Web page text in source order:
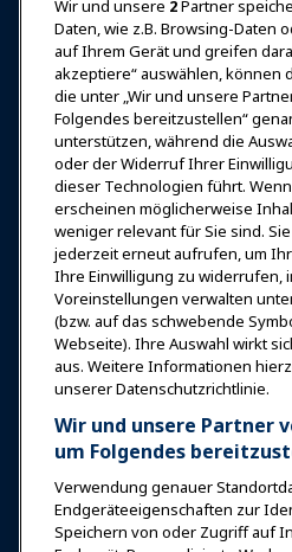
Anmelden
Auszeichnungen
Expos &
News & Funwelt
Bildung
Sicherheit & Schutz
Plädoyer
Forschung & Berichte
Über IAAPA
Wir und unsere 2Partner
Daten, wie z.B. Browsing-Daten
auf Ihrem Gerät und greifen
akzeptiere“ auswählen, können
die unter „Wir und unsere
Folgendes bereitzustellen“
unterstützen, während die
oder der Widerruf Ihrer
dieser Technologien führt.
erscheinen möglicherweise
weniger relevant für Sie sind.
jederzeit erneut aufrufen, um
Ihre Einwilligung zu widerrufen,
Voreinstellungen verwalten
(bzw. auf das schwebende
Webseite). Ihre Auswahl wirkt
aus. Weitere Informationen
unserer Datenschutzrichtlinie.
Wir und unsere Partner
um Folgendes
Verwendung genauer
Endgeräteeigenschaften zur
Speichern von oder Zugriff auf